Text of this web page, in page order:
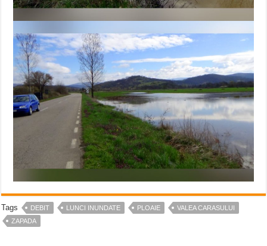
Tags DEBIT LUNCI INUNDATE PLOAIE
VALEA CARASULUI
ZAPADA